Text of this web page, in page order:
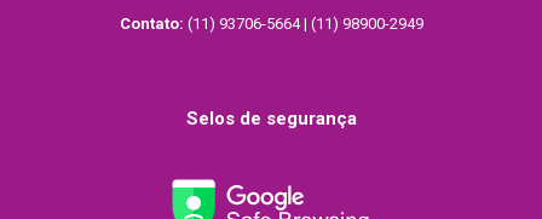
Contato: (11) 93706-5664 | (11) 98900-2949
Selos de segurança